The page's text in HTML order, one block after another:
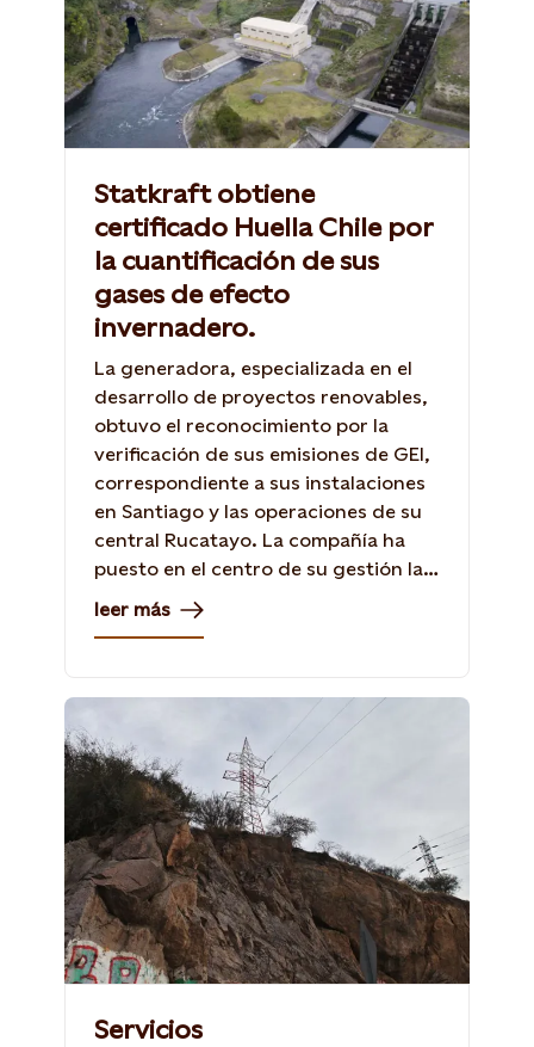
Statkraft obtiene
certificado Huella Chile por
la cuantificación de sus
gases de efecto
invernadero.
La generadora, especializada en el
desarrollo de proyectos renovables,
obtuvo el reconocimiento por la
verificación de sus emisiones de GEI,
correspondiente a sus instalaciones
en Santiago y las operaciones de su
central Rucatayo. La compañía ha
puesto en el centro de su gestión la
promoción de las energías
leer más
Servicios